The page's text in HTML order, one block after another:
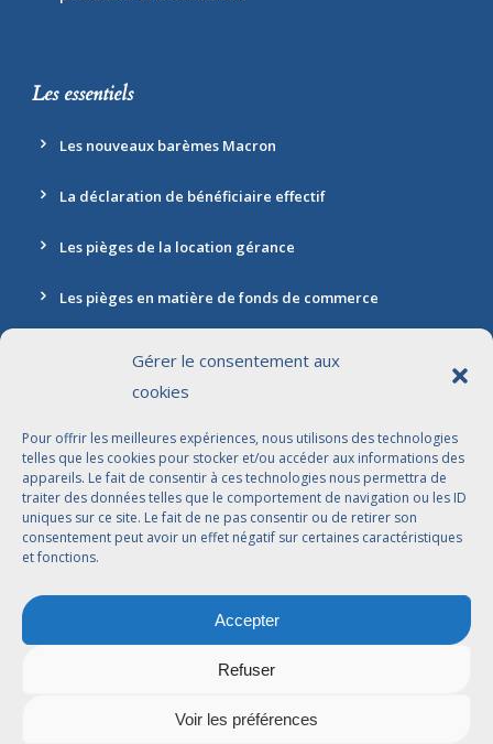
Gérer le consentement aux
cookies
Pour offrir les meilleures expériences, nous utilisons des technologies
telles que les cookies pour stocker et/ou accéder aux informations des
appareils. Le fait de consentir à ces technologies nous permettra de
traiter des données telles que le comportement de navigation ou les ID
uniques sur ce site. Le fait de ne pas consentir ou de retirer son
consentement peut avoir un effet négatif sur certaines caractéristiques
et fonctions.
Accepter
Refuser
Voir les préférences
Les essentiels
Les nouveaux barèmes Macron
La déclaration de bénéficiaire effectif
Les pièges de la location gérance
Les pièges en matière de fonds de commerce
Adresse: 30 rue Marbeuf, 75008 Paris
01 42 56 96 96
contact@jdbavocats.com
Avocats Associés: